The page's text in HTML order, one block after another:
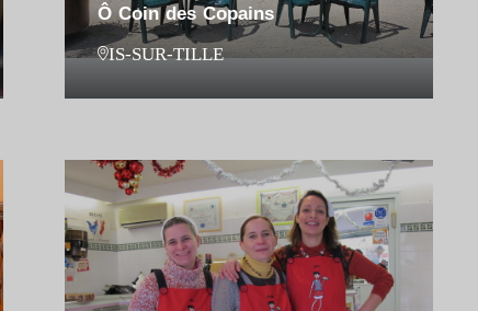
Ô Coin des Copains
IS-SUR-TILLE